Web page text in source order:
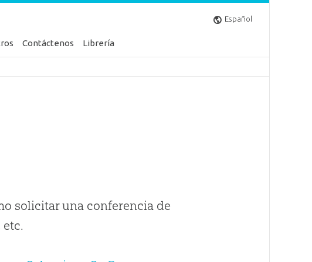
Español
Contáctenos Librería
solicitar una conferencia de